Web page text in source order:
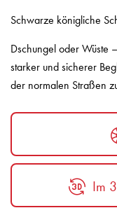
Schwarze königliche
Dschungel oder Wüste
starker und sicherer
der normalen Straßen
Im